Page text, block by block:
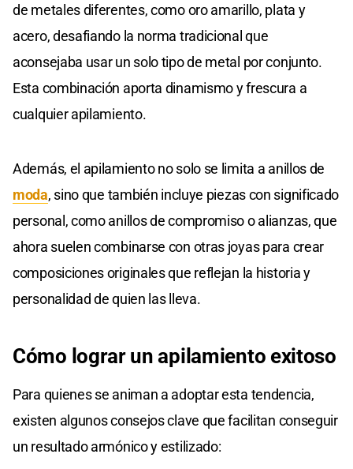
de metales diferentes, como oro amarillo, plata y
acero, desafiando la norma tradicional que
aconsejaba usar un solo tipo de metal por conjunto.
Esta combinación aporta dinamismo y frescura a
cualquier apilamiento.
Además, el apilamiento no solo se limita a anillos de
moda, sino que también incluye piezas con significado
personal, como anillos de compromiso o alianzas, que
ahora suelen combinarse con otras joyas para crear
composiciones originales que reflejan la historia y
personalidad de quien las lleva.
Cómo lograr un apilamiento exitoso
Para quienes se animan a adoptar esta tendencia,
existen algunos consejos clave que facilitan conseguir
un resultado armónico y estilizado: